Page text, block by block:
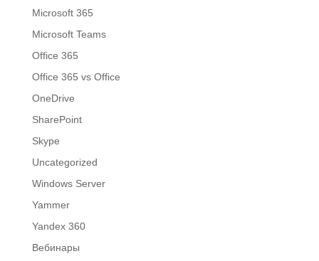
Microsoft 365
Microsoft Teams
Office 365
Office 365 vs Office
OneDrive
SharePoint
Skype
Uncategorized
Windows Server
Yammer
Yandex 360
Вебинары